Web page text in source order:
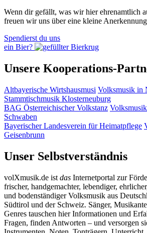
Wenn dir gefällt, was wir hier ehrenamtlich
freuen wir uns über eine kleine
Spendierst du uns
ein Bier?
Unsere Kooperations-
Altbayerische Wirtshausmusi Volksmusik in
Stammtischmusik Klosterneuburg
BAG Österreichischer Volkstanz
Schwaben
Bayerischer Landesverein für Heimatpflege
Geisenbrunn
Unser Selbstverständnis
volXmusik.de ist das Internetportal zur
frischer, handgemachter, lebendiger,
und bodenständiger Volksmusik aus
Südtirol und der Schweiz. Sänger,
Genres tauschen hier Informationen und
Fragen, finden Antworten – und versorgen